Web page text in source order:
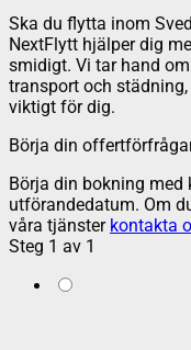
Ska du flytta inom
NextFlytt hjälper dig
smidigt. Vi tar hand
transport och
viktigt för dig.
Börja din
Börja din bokning
utförandedatum. Om
våra tjänster kontakta
Steg 1 av 1